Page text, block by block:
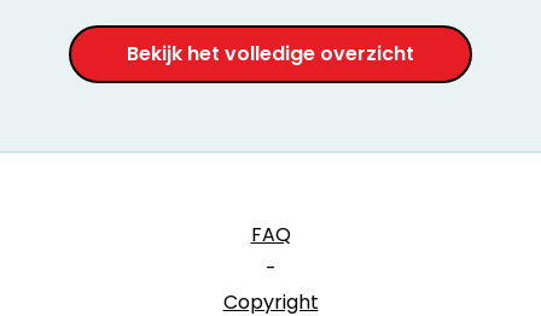
Bekijk het volledige overzicht
FAQ
-
Copyright